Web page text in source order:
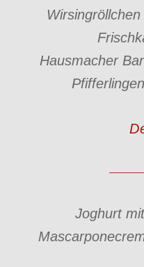
Hausmacher
Joghurt